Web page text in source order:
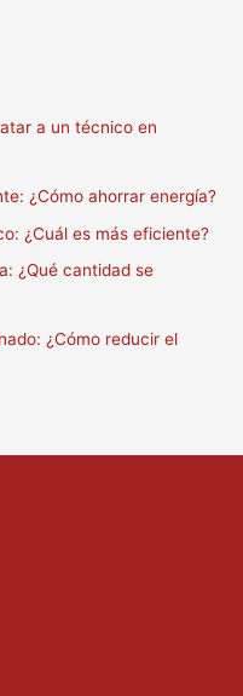
a un técnico en
¿Cómo ahorrar energía?
¿Cuál es más eficiente?
¿Qué cantidad se
¿Cómo reducir el